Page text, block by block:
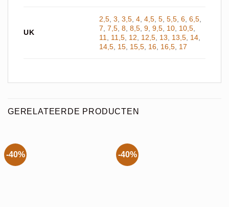
UK
2,5 ,3 ,3,5 ,4 ,4,5 ,5 ,5,5 ,6 ,6,5
7 ,7,5 ,8 ,8,5 ,9 ,9,5 10 10,5
11
11,5 12 12,5 13 13,5 14
14,5 15 15,5 16 16,5 17
GERELATEERDE PRODUCTEN
-40% -40%